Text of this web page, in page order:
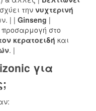
την νυχτερινή
| | Ginseng |
στο
κερατοειδή και
. |
για
;